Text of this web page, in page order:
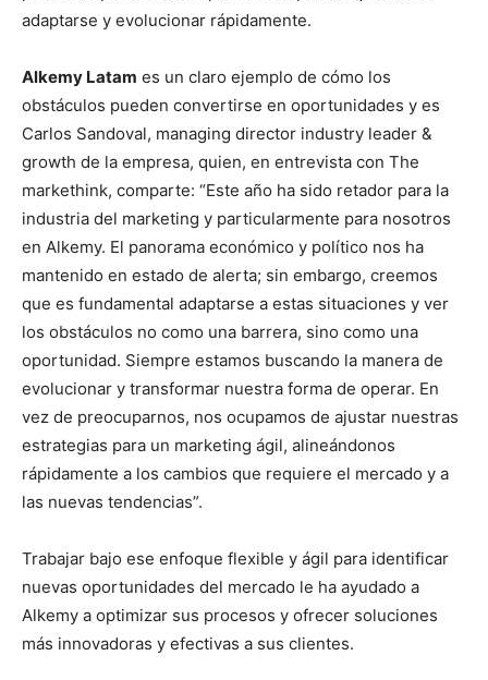
adaptarse y evolucionar rápidamente.
Alkemy Latam es un claro ejemplo de cómo los
obstáculos pueden convertirse en oportunidades y es
Carlos Sandoval, managing director industry leader &
growth de la empresa, quien, en entrevista con The
markethink, comparte: “Este año ha sido retador para la
industria del marketing y particularmente para nosotros
en Alkemy. El panorama económico y político nos ha
mantenido en estado de alerta; sin embargo, creemos
que es fundamental adaptarse a estas situaciones y ver
los obstáculos no como una barrera, sino como una
oportunidad. Siempre estamos buscando la manera de
evolucionar y transformar nuestra forma de operar. En
vez de preocuparnos, nos ocupamos de ajustar nuestras
estrategias para un marketing ágil, alineándonos
rápidamente a los cambios que requiere el mercado y a
las nuevas tendencias”.
Trabajar bajo ese enfoque flexible y ágil para identificar
nuevas oportunidades del mercado le ha ayudado a
Alkemy a optimizar sus procesos y ofrecer soluciones
más innovadoras y efectivas a sus clientes.